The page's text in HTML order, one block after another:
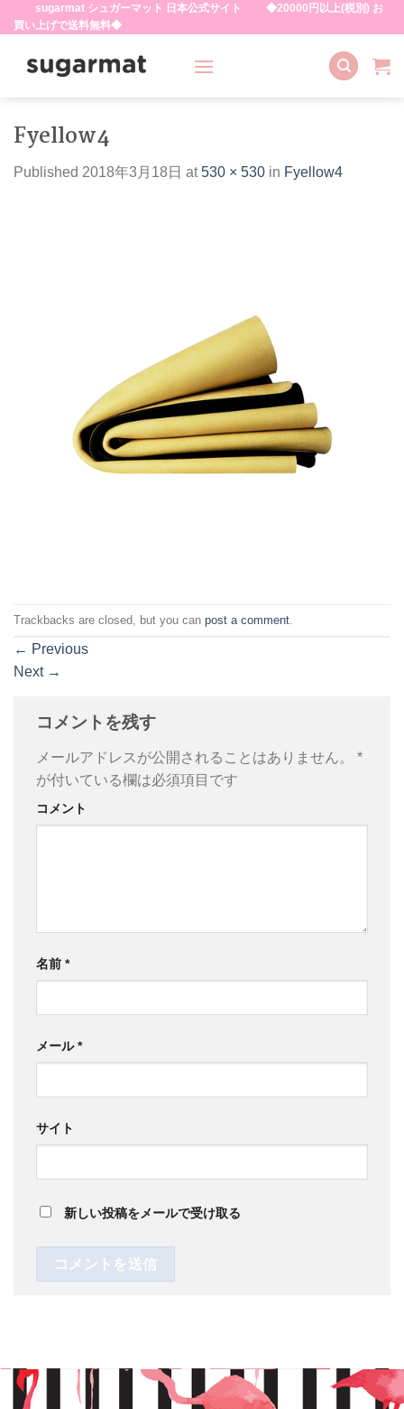
to
content
sugarmat シュガーマット 日本公式サイト ◆20000円以上(税別) お
買い上げで送料無料◆
Fyellow4
Published 2018年3月18日 at530 × 530 in Fyellow4
Trackbacks are closed, but you can post a comment
← Previous
Next →
コメントを残す
メールアドレスが公開されることはありません。
*
が付いている欄は必須項目です
コメント
名前 *
メール*
サイト
新しい投稿をメールで受け取る